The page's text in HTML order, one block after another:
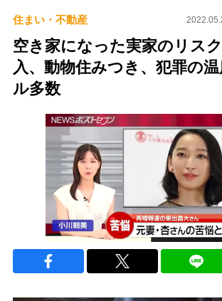
住まい・不動産
空き家になった実家のリス
入、動物住みつき、犯罪の
ル多数